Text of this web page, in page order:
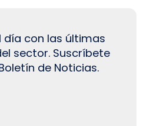
día con las últimas
sector. Suscríbete
de Noticias.